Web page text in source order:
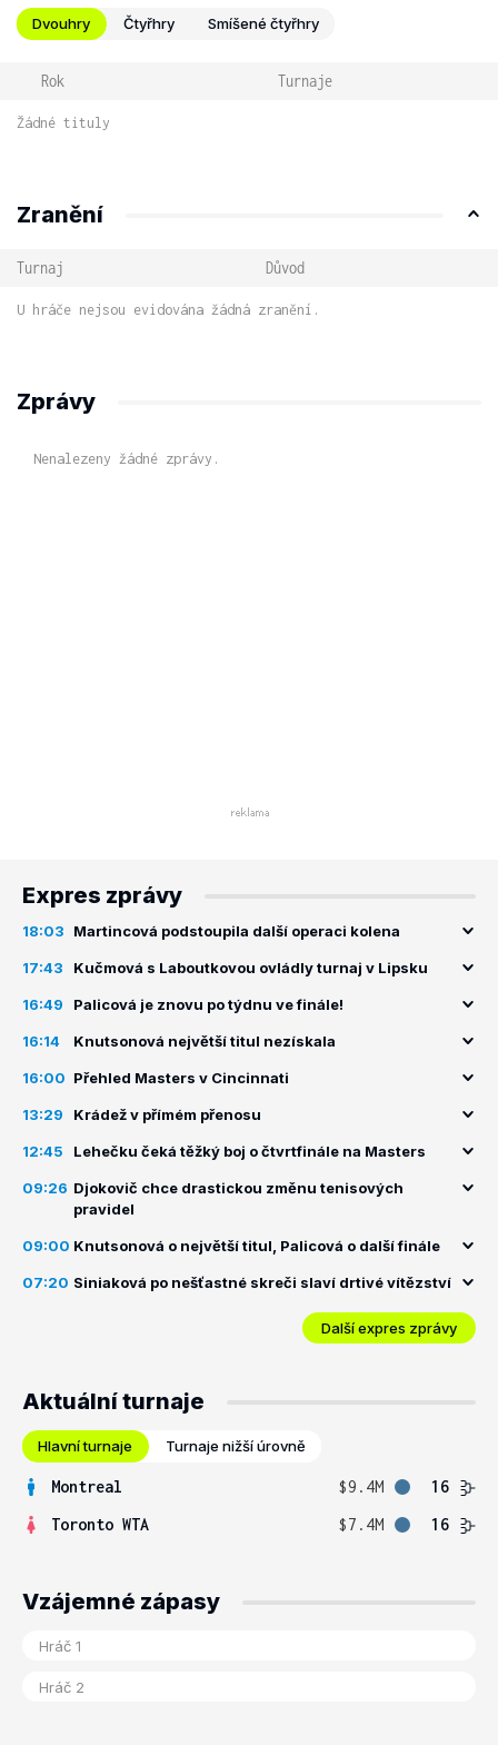
Dvouhry Čtyřhry Smíšené čtyřhry
Rok Turnaje
Žádné tituly
Zranění
Turnaj Důvod
U hráče nejsou evidována žádná zranění.
Zprávy
Nenalezeny žádné zprávy.
Expres zprávy
18:03 Martincová podstoupila další operaci kolena
17:43 Kučmová s Laboutkovou ovládly turnaj v Lipsku
16:49 Palicová je znovu po týdnu ve finále!
16:14 Knutsonová největší titul nezískala
16:00 Přehled Masters v Cincinnati
13:29 Krádež v přímém přenosu
12:45 Lehečku čeká těžký boj o čtvrtfinále na Masters
09:26 Djokovič chce drastickou změnu tenisových
pravidel
09:00 Knutsonová o největší titul, Palicová o další finále
07:20 Siniaková po nešťastné skreči slaví drtivé vítězství
Další expres zprávy
Aktuální turnaje
Hlavní turnaje Turnaje nižší úrovně
Montreal $9.4M
16
Toronto WTA
$7.4M 16
Vzájemné zápasy